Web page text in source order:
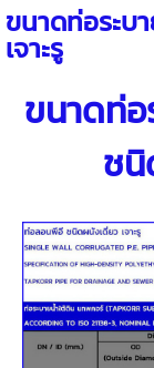
ขนาดท่อระบ
เจาะรู
ขนาดท่
ชนิ